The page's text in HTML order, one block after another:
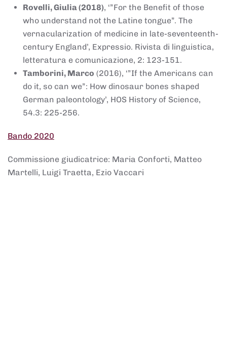
Rovelli, Giulia (2018), ‘”For the Benefit of those
who understand not the Latine tongue”. The
vernacularization of medicine in late-seventeenth-
century England’, Expressio. Rivista di linguistica,
letteratura e comunicazione, 2: 123-151.
Tamborini, Marco (2016), ‘”If the Americans can
do it, so can we”: How dinosaur bones shaped
German paleontology’, HOS History of Science,
54.3: 225-256.
Bando 2020
Commissione giudicatrice: Maria Conforti, Matteo
Martelli, Luigi Traetta, Ezio Vaccari